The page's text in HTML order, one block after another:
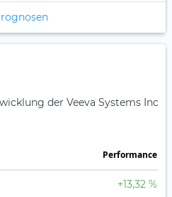
der Veeva Systems Inc
Perfor­mance
+13,32 %